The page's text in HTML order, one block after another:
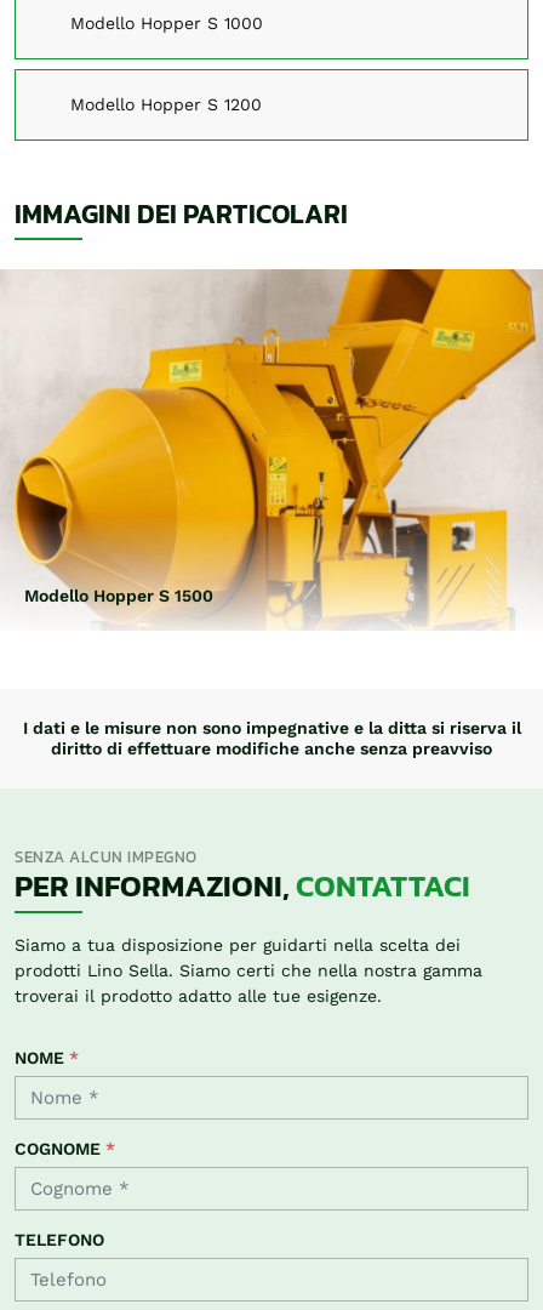
Modello Hopper S 1000
Modello Hopper S 1200
IMMAGINI DEI PARTICOLARI
Modello Hopper S 1500
I dati e le misure non sono impegnative e la ditta si riserva il
diritto di effettuare modifiche anche senza preavviso
SENZA ALCUN IMPEGNO
PER INFORMAZIONI,CONTATTACI
Siamo a tua disposizione per guidarti nella scelta dei
prodotti Lino Sella. Siamo certi che nella nostra gamma
troverai il prodotto adatto alle tue esigenze.
NOME *
COGNOME *
TELEFONO